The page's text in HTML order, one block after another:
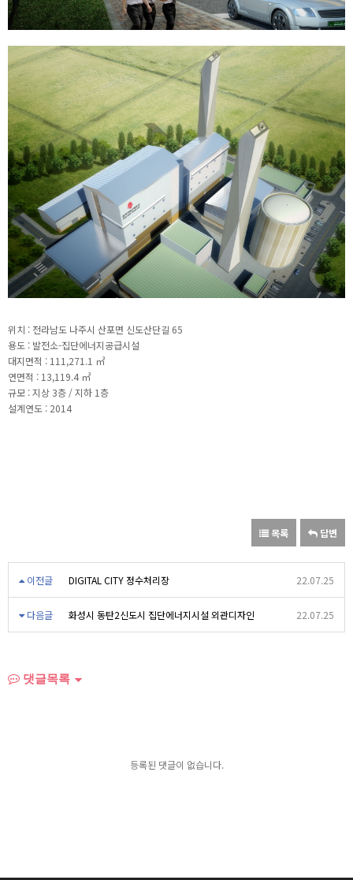
위치 : 전라남도 나주시 산포면 신도산단길 65
용도 : 발전소-집단에너지공급시설
대지면적 : 111,271.1 ㎡
연면적 : 13,119.4 ㎡
규모 : 지상 3층 / 지하 1층
설계연도 : 2014
목록 답변
이전글 DIGITAL CITY 정수처리장 22.07.25
다음글 화성시 동탄2신도시 집단에너지시설 외관디자인 22.07.25
댓글목록
등록된 댓글이 없습니다.